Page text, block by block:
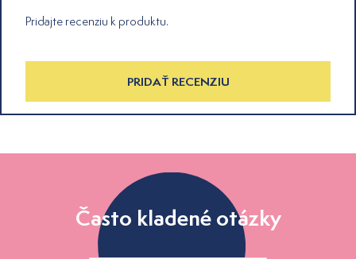
Pridajte recenziu k produktu.
PRIDAŤ RECENZIU
Často kladené otázky